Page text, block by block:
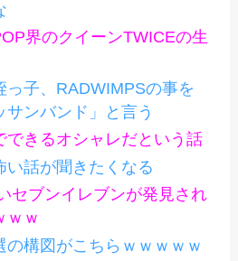
界のクイーンTWICEの生
っ子、RADWIMPSの事を
サンバンド」と言う
できるオシャレだという話
い話が聞きたくなる
セブンイレブンが発見され
ｗｗ
の構図がこちらｗｗｗｗｗ